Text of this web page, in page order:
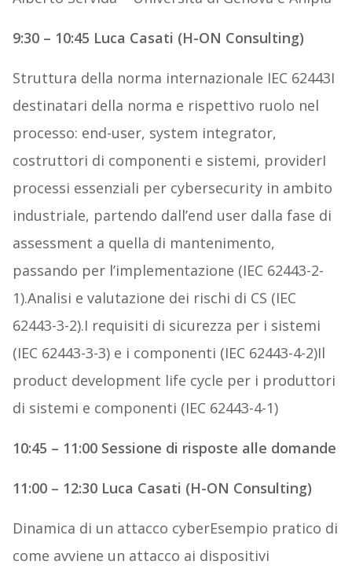
9:30 – 10:45 Luca Casati (H-ON Consulting)
Struttura della norma internazionale IEC 62443I
destinatari della norma e rispettivo ruolo nel
processo: end-user, system integrator,
costruttori di componenti e sistemi, providerI
processi essenziali per cybersecurity in ambito
industriale, partendo dall’end user dalla fase di
assessment a quella di mantenimento,
passando per l’implementazione (IEC 62443-2-
1).Analisi e valutazione dei rischi di CS (IEC
62443-3-2).I requisiti di sicurezza per i sistemi
(IEC 62443-3-3) e i componenti (IEC 62443-4-2)Il
product development life cycle per i produttori
di sistemi e componenti (IEC 62443-4-1)
10:45 – 11:00 Sessione di risposte alle domande
11:00 – 12:30 Luca Casati (H-ON Consulting)
Dinamica di un attacco cyberEsempio pratico di
come avviene un attacco ai dispositivi